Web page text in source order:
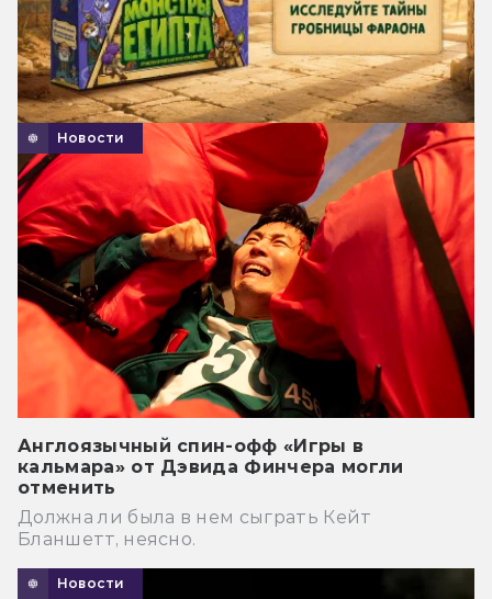
Новости
Англоязычный спин-офф «Игры в
кальмара» от Дэвида Финчера могли
отменить
Должна ли была в нем сыграть Кейт
Бланшетт, неясно.
Новости